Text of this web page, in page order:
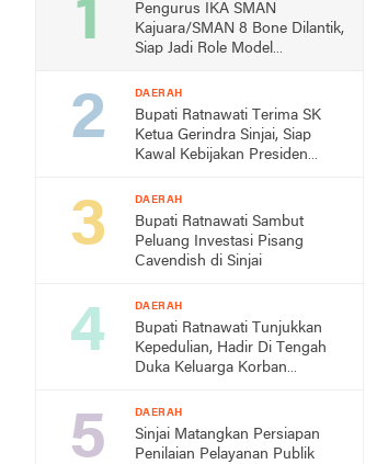
Pengurus IKA SMAN
Kajuara/SMAN 8 Bone Dilantik,
Siap Jadi Role Model
DAERAH
Bupati Ratnawati Terima SK
Ketua Gerindra Sinjai, Siap
Kawal Kebijakan Presiden
DAERAH
Bupati Ratnawati Sambut
Peluang Investasi Pisang
Cavendish di Sinjai
DAERAH
Bupati Ratnawati Tunjukkan
Kepedulian, Hadir Di Tengah
Duka Keluarga Korban
DAERAH
Sinjai Matangkan Persiapan
Penilaian Pelayanan Publik